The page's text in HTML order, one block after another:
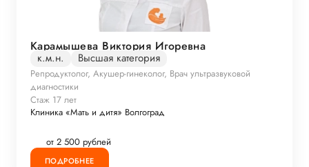
Карамышева Виктория Игоревна
к.м.н. Высшая категория
Репродуктолог, Акушер-гинеколог, Врач ультразвуковой
диагностики
Стаж 17 лет
Клиника «Мать и дитя» Волгоград
от 2 500 рублей
ПОДРОБНЕЕ